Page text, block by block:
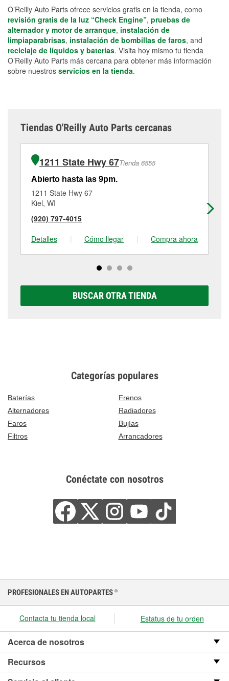
O’Reilly Auto Parts ofrece servicios gratis en la tienda, como
revisión gratis de la luz “Check Engine”, pruebas de
alternador y motor de arranque, instalación de
limpiaparabrisas, instalación de bombillas de faros, and
reciclaje de líquidos y baterías. Visita hoy mismo tu tienda
O’Reilly Auto Parts más cercana para obtener más información
sobre nuestros servicios en la tienda.
Tiendas O'Reilly Auto Parts cercanas
1211 State Hwy 67Tienda 6555
Abierto hasta las 9pm.
1211 State Hwy 67
Kiel, WI
(920) 797-4015
Detalles
| Cómo llegar | Compra ahora
BUSCAR OTRA TIENDA
Categorías populares
Baterías
Frenos
Alternadores
Radiadores
Faros
Bujías
Filtros
Arrancadores
Conéctate con nosotros
PROFESIONALES EN AUTOPARTES ®
Contacta tu tienda local Estatus de tu orden
Acerca de nosotros
Recursos